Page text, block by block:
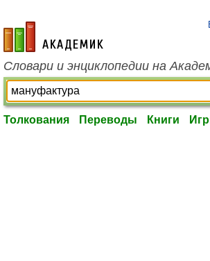
academic.ru
Словари и энциклопедии на
Толкования Переводы Книги